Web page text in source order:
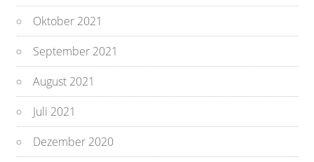
Oktober 2021
September 2021
August 2021
Juli 2021
Dezember 2020